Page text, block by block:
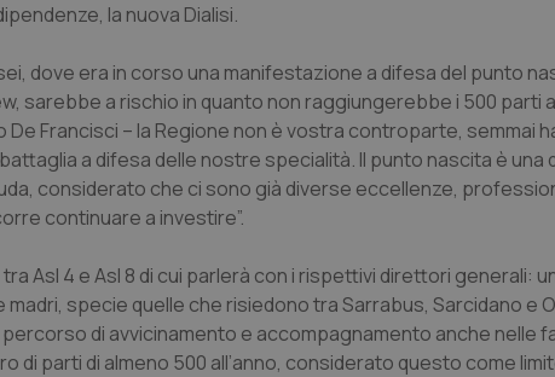
la nuova Dialisi.
dove era in corso una manifestazione a difesa del punto
sarebbe a rischio in quanto non raggiungerebbe i 500 parti
Francisci – la Regione non è vostra controparte, semmai
a difesa delle nostre specialità. Il punto nascita è una
considerato che ci sono già diverse eccellenze,
continuare a investire”.
Asl 4 e Asl 8 di cui parlerà con i rispettivi direttori generali:
specie quelle che risiedono tra Sarrabus, Sarcidano e
di avvicinamento e accompagnamento anche nelle
di parti di almeno 500 all’anno, considerato questo come